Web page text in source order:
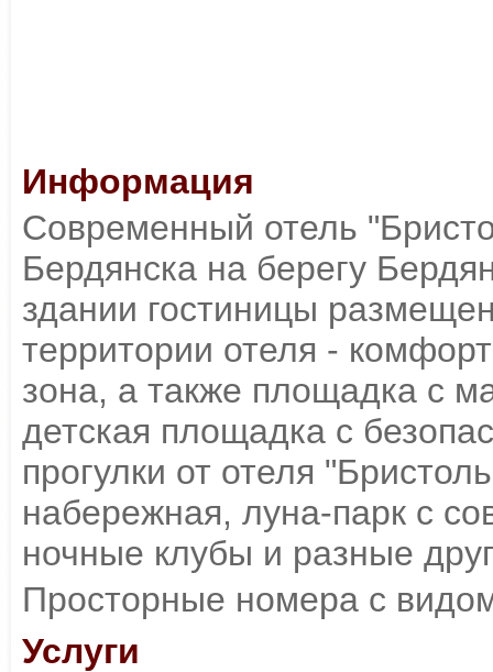
Информация
Современный отель
Бердянска на берегу
здании гостиницы
территории отеля -
зона, а также площадка с
детская площадка с
прогулки от отеля
набережная, луна-парк с
ночные клубы и разные
Просторные номера с
Услуги